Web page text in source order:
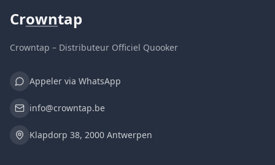
Crowntap
Crowntap – Distributeur Officiel Quooker
Appeler via WhatsApp
info@crowntap.be
Klapdorp 38, 2000 Antwerpen